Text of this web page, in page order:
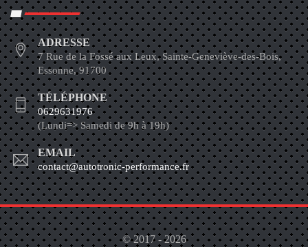
ADRESSE
7 Rue de la Fossé aux Leux, Sainte-Geneviève-des-Bois,
Essonne, 91700
TÉLÉPHONE
0629631976
(Lundi=> Samedi de 9h à 19h)
EMAIL
contact@autotronic-performance.fr
© 2017 - 2026